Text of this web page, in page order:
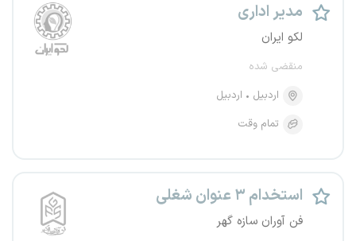
مدیر اداری
لکو ایران
منقضی شده
اردبیل
اردبیل
تمام وقت
استخدام ۳ عنوان شغلی
فن آوران سازه گهر